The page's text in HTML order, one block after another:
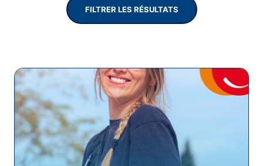
Résultats
de
la
recherche